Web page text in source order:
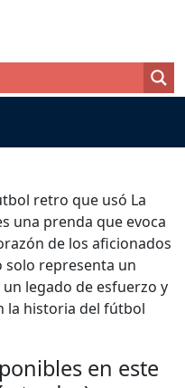
retro que usó La
una prenda que evoca
de los aficionados
solo representa un
legado de esfuerzo y
la historia del fútbol
en este